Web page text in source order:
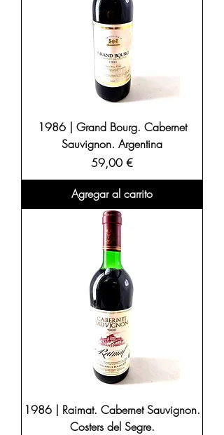
1986 | Grand Bourg. Cabernet
Sauvignon. Argentina
Precio
59,00 €
Agregar al carrito
1986 | Raimat. Cabernet Sauvignon.
Costers del Segre.